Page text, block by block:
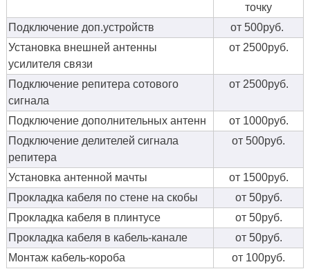
точку
Подключение доп.устройств
от 500руб.
Установка внешней антенны
усилителя связи
от 2500руб.
Подключение репитера сотового
сигнала
от 2500руб.
Подключение дополнительных антенн
от 1000руб.
Подключение делителей сигнала
репитера
от 500руб.
Установка антенной мачты
от 1500руб.
Прокладка кабеля по стене на скобы
от 50руб.
Прокладка кабеля в плинтусе
от 50руб.
Прокладка кабеля в кабель-канале
от 50руб.
Монтаж кабель-короба
от 100руб.